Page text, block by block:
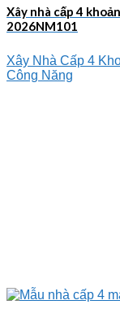
Xây nhà cấp 4
2026NM101
Xây Nhà Cấp 4
Công Năng